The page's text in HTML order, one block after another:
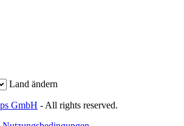
Land ändern
GmbH - All rights reserved.